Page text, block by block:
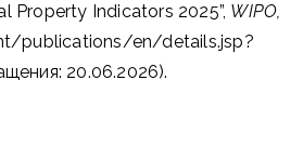
Property Indicators 2025”, WIPO,
publications/en/details.jsp?
20.06.2026).